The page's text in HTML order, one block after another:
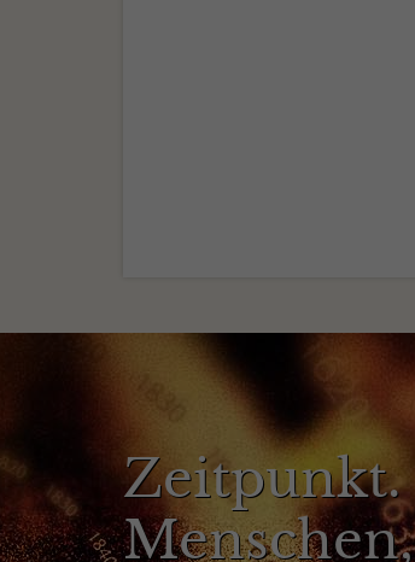
Zeitpunkt.
Menschen,